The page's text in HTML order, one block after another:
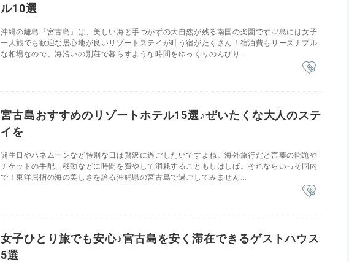
ル10選
沖縄の離島『宮古島』は、美しい海と手つかずの大自然が残る南国の楽園です♡島には女子
一人旅でも歓迎な居心地が良いリゾートステイが叶う宿がたくさん！宿泊費もリーズナブル
な相場なので、海沿いの別荘で暮らすような時間をゆっくりのんびり...
宮古島おすすめのリゾートホテル15選♪ぜいたくな大人のステ
イを
誕生日やハネムーンなど特別な日は贅沢に過ごしたいですよね。海外旅行だと言葉の問題や
チケットの手配、移動などに時間を費やして消耗することもしばしば。それならいっそ国内
で！東洋屈指の海の美しさを誇る沖縄県の宮古島で過ごしてみません...
女子ひとり旅でも安心♪宮古島を安く滞在できるゲストハウス
5選